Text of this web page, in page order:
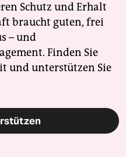
Schutz und Erhalt
braucht guten, frei
– und
Finden Sie
und unterstützen Sie